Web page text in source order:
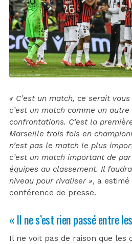
« C’est un match, ce serait
c’est un match comme un
confrontations. C’est la
Marseille trois fois en
n’est pas le match le plus
c’est un match important de
équipes au classement. Il
niveau pour rivaliser », a estimé
conférence de presse.
« Il ne s’est rien passé entre
Il ne voit pas de raison que les